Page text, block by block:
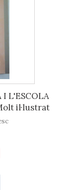
I L'ESCOLA
il·lustrat